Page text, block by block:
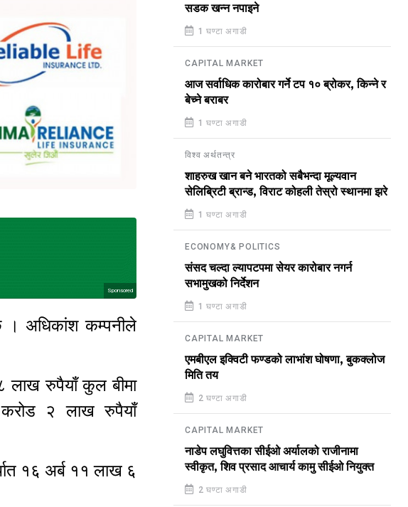
Sponsored
। अधिकांश कम्पनीले
लाख रुपैयाँ कुल बीमा
२ लाख रुपैयाँ
१६ अर्ब ११ लाख ६
सडक खन्न नपाइने
1 घण्टा अगाडी
CAPITAL MARKET
आज सर्वाधिक कारोबार गर्ने टप १० ब्रोकर, किन्ने र
बेच्ने बराबर
1 घण्टा अगाडी
विश्व अर्थतन्त्र
शाहरुख खान बने भारतको सबैभन्दा मूल्यवान
सेलिब्रिटी ब्रान्ड, विराट कोहली तेस्रो स्थानमा झरे
1 घण्टा अगाडी
ECONOMY& POLITICS
संसद चल्दा ल्यापटपमा सेयर कारोबार नगर्न
सभामुखको निर्देशन
1 घण्टा अगाडी
CAPITAL MARKET
एमबीएल इक्विटी फण्डको लाभांश घोषणा, बुकक्लोज
मिति तय
2 घण्टा अगाडी
CAPITAL MARKET
नाडेप लघुवित्तका सीईओ अर्यालको राजीनामा
स्वीकृत, शिव प्रसाद आचार्य कामु सीईओ नियुक्त
2 घण्टा अगाडी